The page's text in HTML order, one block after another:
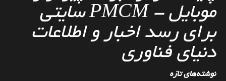
موبایل - PMCM سایتی
برای رسد اخبار و اطلاعات
دنیای فناوری
نوشته‌های تازه